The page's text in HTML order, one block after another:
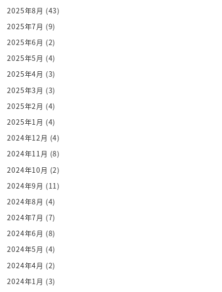
しております
その上で作用にはですねええ
女性をしっかりと採用するようにしますというです
ねそういうアナウンスもこうだ言う
に向けてもするようになったんですね
外部に向けてもねあの工法とか営業部がですねあの
セールスフォースは今
ジェンダー問題にも取り組んでおりますよはい社会
の製品に関してですねそこらへんは
取り組んでおりますって言う寒波でですね
をやって
るって聞いたからねちゃんと外部にも直行をしてん
だなと言ってやってると聞いてたん
ですけどもちゃんとマグ紅もみじことに行ったんで
メーター
ダメだっつっ
それを言ってる奴らが全員男だったんですよ
ブーバー車ですね女性問題にも平等に扱ってますっ
ていう案で外部の vip を招く
2025年8月 (43)
2025年7月 (9)
2025年6月 (2)
2025年5月 (4)
2025年4月 (3)
2025年3月 (3)
2025年2月 (4)
2025年1月 (4)
2024年12月 (4)
2024年11月 (8)
2024年10月 (2)
2024年9月 (11)
2024年8月 (4)
2024年7月 (7)
2024年6月 (8)
2024年5月 (4)
2024年4月 (2)
2024年1月 (3)